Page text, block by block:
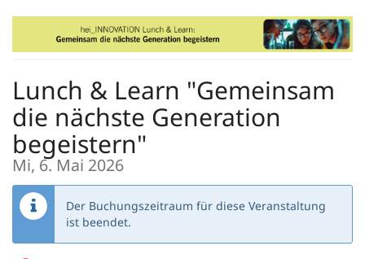
Zum
Lunch & Learn "Gemeinsam
die nächste Generation
begeistern"
Mi, 6. Mai 2026
Der Buchungszeitraum für diese Veranstaltung
ist beendet.